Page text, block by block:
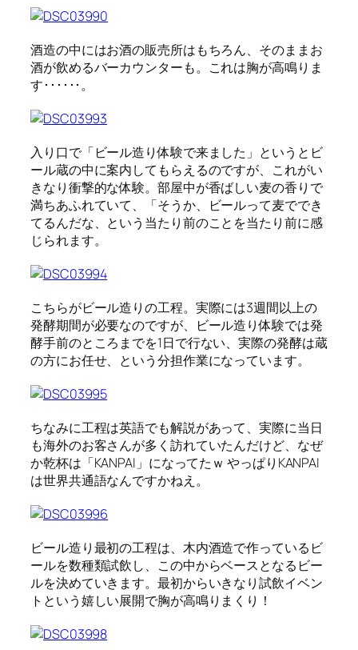
酒造の中にはお酒の販売所はもちろん、そのままお
酒が飲めるバーカウンターも。これは胸が高鳴りま
す･･････。
入り口で「ビール造り体験で来ました」というとビ
ール蔵の中に案内してもらえるのですが、これがい
きなり衝撃的な体験。部屋中が香ばしい麦の香りで
満ちあふれていて、「そうか、ビールって麦ででき
てるんだな、という当たり前のことを当たり前に感
じられます。
こちらがビール造りの工程。実際には3週間以上の
発酵期間が必要なのですが、ビール造り体験では発
酵手前のところまでを1日で行ない、実際の発酵は蔵
の方にお任せ、という分担作業になっています。
ちなみに工程は英語でも解説があって、実際に当日
も海外のお客さんが多く訪れていたんだけど、なぜ
か乾杯は「KANPAI」になってたｗ やっぱりKANPAI
は世界共通語なんですかねえ。
ビール造り最初の工程は、木内酒造で作っているビ
ールを数種類試飲し、この中からベースとなるビー
ルを決めていきます。最初からいきなり試飲イベン
トという嬉しい展開で胸が高鳴りまくり！